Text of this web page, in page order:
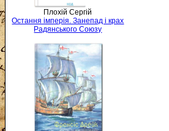
Плохій Сергій
Остання імперія. Занепад і крах
Радянського Союзу